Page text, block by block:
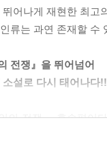
어나게 재현한 최고
류는 과연 존재할 수
전쟁』을 뛰어넘어
설로 다시 태어나다!!
의 전쟁』 후속편이